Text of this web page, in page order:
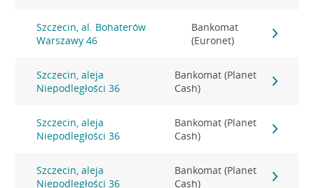
Szczecin, al. Bohaterów
Warszawy 46
Bankomat
(Euronet)
Szczecin, aleja
Niepodległości 36
Bankomat (Planet
Cash)
Szczecin, aleja
Niepodległości 36
Bankomat (Planet
Cash)
Szczecin, aleja
Niepodległości 36
Bankomat (Planet
Cash)